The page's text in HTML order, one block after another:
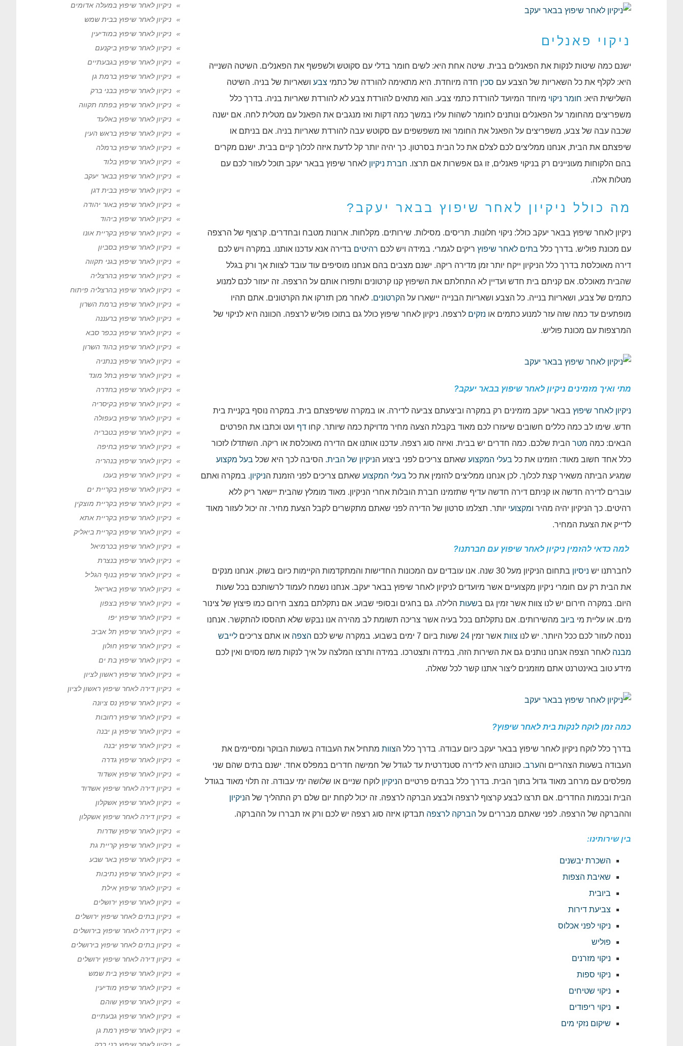
ניקוי פאנלים
ישנם כמה שיטות לנקות את הפאנלים בבית. שיטה אחת היא: לשים חומר בדלי עם סקוטש ולשפשף את הפאנלים. השיטה השנייה
היא: לקלף את כל השאריות של הצבע עם סכין חדה מיוחדת. היא מתאימה להורדה של כתמי צבע ושאריות של בניה. השיטה
השלישית היא: חומר ניקוי מיוחד המיועד להורדת כתמי צבע. הוא מתאים להורדת צבע לא להורדת שאריות בניה. בדרך כלל
משפריצים מהחומר על הפאנלים ונותנים לחומר לשהות עליו במשך כמה דקות ואז מנגבים את הפאנל עם מטלית לחה. אם ישנה
שכבה עבה של צבע, משפריצים על הפאנל את החומר ואז משפשפים עם סקוטש עבה להורדת שאריות בניה. אם בניתם או
שיפצתם את הבית, אנחנו ממליצים לכם לצלם את כל הבית בסרטון. כך יהיה יותר קל לדעת איזה לכלוך קיים בבית. ישנם מקרים
בהם הלקוחות מעוניינים רק בניקוי פאנלים, זו גם אפשרות אם תרצו. חברת ניקיון לאחר שיפוץ בבאר יעקב תוכל לעזור לכם עם
מטלות אלה.
מה כולל ניקיון לאחר שיפוץ בבאר יעקב?
ניקיון לאחר שיפוץ בבאר יעקב כולל: ניקוי חלונות. תריסים. מסילות. שירותים. מקלחות. ארונות מטבח ובחדרים. קרצוף של הרצפה
עם מכונת פוליש. בדרך כלל בתים לאחר שיפוץ ריקים לגמרי. במידה ויש לכם רהיטים בדירה אנא עדכנו אותנו. במקרה ויש לכם
דירה מאוכלסת בדרך כלל הניקיון ייקח יותר זמן מדירה ריקה. ישנם מצבים בהם אנחנו מוסיפים עוד עובד לצוות אך ורק בגלל
שהבית מאוכלס. אם קניתם בית חדש ועדיין לא התחלתם את השיפוץ קנו קרטונים ותפזרו אותם על הרצפה. זה יעזור לכם למנוע
כתמים של צבע, ושאריות בנייה. כל הצבע ושאריות הבנייה יישארו על הקרטונים. לאחר מכן תזרקו את הקרטונים. אתם תהיו
מופתעים עד כמה שזה עזר למנוע כתמים או נזקים לרצפה. ניקיון לאחר שיפוץ כולל גם בתוכו פוליש לרצפה. הכוונה היא לניקוי של
המרצפות עם מכונת פוליש.
מתי ואיך מזמינים ניקיון לאחר שיפוץ בבאר יעקב?
ניקיון לאחר שיפוץ בבאר יעקב מזמינים רק במקרה וביצעתם צביעה לדירה. או במקרה ששיפצתם בית. במקרה נוסף בקניית בית
חדש. שימו לב כמה כללים חשובים שיעזרו לכם מאוד בקבלת הצעה מחיר מדויקת כמה שיותר. קחו דף ועט וכתבו את הפרטים
הבאים: כמה מטר הבית שלכם. כמה חדרים יש בבית. ואיזה סוג רצפה. עדכנו אותנו אם הדירה מאוכלסת או ריקה. השתדלו לזכור
כלל אחד חשוב מאוד: הזמינו את כל בעלי המקצוע שאתם צריכים לפני ביצוע הניקיון של הבית. הסיבה לכך היא שכל בעל מקצוע
שמגיע הביתה משאיר קצת לכלוך. לכן אנחנו ממליצים להזמין את כל בעלי המקצוע שאתם צריכים לפני הזמנת הניקיון. במקרה ואתם
עוברים לדירה חדשה או קניתם דירה חדשה עדיף שתזמינו חברת הובלות אחרי הניקיון. מאוד מומלץ שהבית יישאר ריק ללא
רהיטים. כך הניקיון יהיה מהיר ומקצועי יותר. תצלמו סרטון של הדירה לפני שאתם מתקשרים לקבל הצעת מחיר. זה יכול לעזור מאוד
לדייק את הצעת המחיר.
למה כדאי להזמין ניקיון לאחר שיפוץ עם חברתנו?
לחברתנו יש ניסיון
בתחום הניקיון מעל 30 שנה. אנו עובדים עם המכונות החדישות והמתקדמות הקיימות כיום בשוק. אנחנו מנקים
את הבית רק עם חומרי ניקיון מקצועיים אשר מיועדים לניקיון לאחר שיפוץ בבאר יעקב. אנחנו נשמח לעמוד לרשותכם בכל שעות
היום. במקרה חירום יש לנו צוות אשר זמין גם בשעות הלילה. גם בחגים ובסופי שבוע. אם נתקלתם במצב חירום כמו פיצוץ של צינור
מים. או עליית מי ביוב מהשירותים. אם נתקלתם בכל בעיה אשר צריכה תשומת לב מהירה אנו נבקש שלא תהססו להתקשר. אנחנו
ננסה לעזור לכם ככל היותר. יש לנו צוות אשר זמין 24 שעות ביום 7 ימים בשבוע. במקרה שיש לכם הצפה או אתם צריכים לייבש
מבנה לאחר הצפה אנחנו נותנים גם את השירות הזה, במידה ותצטרכו. במידה ותרצו המלצה על איך לנקות משו מסוים ואין לכם
מידע טוב באינטרנט אתם מוזמנים ליצור אתנו קשר לכל שאלה.
כמה זמן לוקח לנקות בית לאחר שיפוץ?
בדרך כלל לוקח ניקיון לאחר שיפוץ בבאר יעקב כיום עבודה. בדרך כלל הצוות מתחיל את העבודה בשעות הבוקר ומסיימים את
העבודה בשעות הצהריים והערב. כוונתנו היא לדירה סטנדרטית עד לגודל של חמישה חדרים במפלס אחד. ישנם בתים שהם שני
מפלסים עם מרחב מאוד גדול בתוך הבית. בדרך כלל בבתים פרטיים הניקיון לוקח שניים או שלושה ימי עבודה. זה תלוי מאוד בגודל
הבית ובכמות החדרים. אם תרצו לבצע קרצוף לרצפה ולבצע הברקה לרצפה. זה יכול לקחת יום שלם רק התהליך של הניקיון
וההברקה של הרצפה. לפני שאתם מבררים על הברקה לרצפה תבדקו איזה סוג רצפה יש לכם ורק אז תבררו על ההברקה.
בין שירותינו:
השכרת יבשנים
שאיבת הצפות
ביובית
צביעת דירות
ניקוי לפני אכלוס
פוליש
ניקוי מזרנים
ניקוי ספות
ניקוי שטיחים
ניקוי ריפודים
שיקום נזקי מים
ניקיון לאחר שיפוץ במעלה אדומים
ניקיון לאחר שיפוץ בבית שמש
ניקיון לאחר שיפוץ במודיעין
ניקיון לאחר שיפוץ ביקנעם
ניקיון לאחר שיפוץ בגבעתיים
ניקיון לאחר שיפוץ ברמת גן
ניקיון לאחר שיפוץ בבני ברק
ניקיון לאחר שיפוץ בפתח תקווה
ניקיון לאחר שיפוץ באלעד
ניקיון לאחר שיפוץ בראש העין
ניקיון לאחר שיפוץ ברמלה
ניקיון לאחר שיפוץ בלוד
ניקיון לאחר שיפוץ בבאר יעקב
ניקיון לאחר שיפוץ בבית דגן
ניקיון לאחר שיפוץ באור יהודה
ניקיון לאחר שיפוץ ביהוד
ניקיון לאחר שיפוץ בקריית אונו
ניקיון לאחר שיפוץ בסביון
ניקיון לאחר שיפוץ בגני תקווה
ניקיון לאחר שיפוץ בהרצליה
ניקיון לאחר שיפוץ בהרצליה פיתוח
ניקיון לאחר שיפוץ ברמת השרון
ניקיון לאחר שיפוץ ברעננה
ניקיון לאחר שיפוץ בכפר סבא
ניקיון לאחר שיפוץ בהוד השרון
ניקיון לאחר שיפוץ בנתניה
ניקיון לאחר שיפוץ בתל מונד
ניקיון לאחר שיפוץ בחדרה
ניקיון לאחר שיפוץ בקיסריה
ניקיון לאחר שיפוץ בעפולה
ניקיון לאחר שיפוץ בטבריה
ניקיון לאחר שיפוץ בחיפה
ניקיון לאחר שיפוץ בנהריה
ניקיון לאחר שיפוץ בעכו
ניקיון לאחר שיפוץ בקריית ים
ניקיון לאחר שיפוץ בקריית מוצקין
ניקיון לאחר שיפוץ בקריית אתא
ניקיון לאחר שיפוץ בקריית ביאליק
ניקיון לאחר שיפוץ בכרמיאל
ניקיון לאחר שיפוץ בנצרת
ניקיון לאחר שיפוץ בנוף הגליל
ניקיון לאחר שיפוץ באריאל
ניקיון לאחר שיפוץ בצפון
ניקיון לאחר שיפוץ יפו
ניקיון לאחר שיפוץ תל אביב
ניקיון לאחר שיפוץ חולון
ניקיון לאחר שיפוץ בת ים
ניקיון לאחר שיפוץ ראשון לציון
ניקיון דירה לאחר שיפוץ ראשון לציון
ניקיון לאחר שיפוץ נס ציונה
ניקיון לאחר שיפוץ רחובות
ניקיון לאחר שיפוץ גן יבנה
ניקיון לאחר שיפוץ יבנה
ניקיון לאחר שיפוץ גדרה
ניקיון לאחר שיפוץ אשדוד
ניקיון דירה לאחר שיפוץ אשדוד
ניקיון לאחר שיפוץ אשקלון
ניקיון דירה לאחר שיפוץ אשקלון
ניקיון לאחר שיפוץ שדרות
ניקיון לאחר שיפוץ קריית גת
ניקיון לאחר שיפוץ באר שבע
ניקיון לאחר שיפוץ נתיבות
ניקיון לאחר שיפוץ אילת
ניקיון לאחר שיפוץ ירושלים
ניקיון בתים לאחר שיפוץ ירושלים
ניקיון דירה לאחר שיפוץ בירושלים
ניקיון בתים לאחר שיפוץ בירושלים
ניקיון דירה לאחר שיפוץ ירושלים
ניקיון לאחר שיפוץ בית שמש
ניקיון לאחר שיפוץ מודיעין
ניקיון לאחר שיפוץ שוהם
ניקיון לאחר שיפוץ גבעתיים
ניקיון לאחר שיפוץ רמת גן